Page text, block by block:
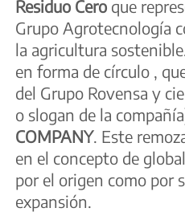
Residuo Cero que
Grupo Agrotecnología
la agricultura
en forma de círculo ,
del Grupo Rovensa y
o slogan de la
COMPANY. Este
en el concepto de
por el origen como por
expansión.